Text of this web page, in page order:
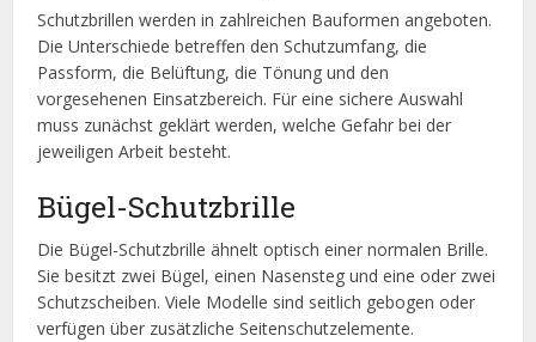
Schutzbrillen werden in zahlreichen Bauformen angeboten.
Die Unterschiede betreffen den Schutzumfang, die
Passform, die Belüftung, die Tönung und den
vorgesehenen Einsatzbereich. Für eine sichere Auswahl
muss zunächst geklärt werden, welche Gefahr bei der
jeweiligen Arbeit besteht.
Bügel-Schutzbrille
Die Bügel-Schutzbrille ähnelt optisch einer normalen Brille.
Sie besitzt zwei Bügel, einen Nasensteg und eine oder zwei
Schutzscheiben. Viele Modelle sind seitlich gebogen oder
verfügen über zusätzliche Seitenschutzelemente.